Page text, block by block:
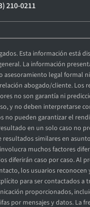
210-0211
Esta información está
La información
asesoramiento legal formal
abogado/cliente. Los
no son garantía ni
y no deben interpretarse
no pueden garantizar el
en un solo caso no
resultados similares en
muchos factores
diferirán caso por caso. Al
los usuarios reconocen
para ser contactados a
proporcionados,
por mensajes y datos. La